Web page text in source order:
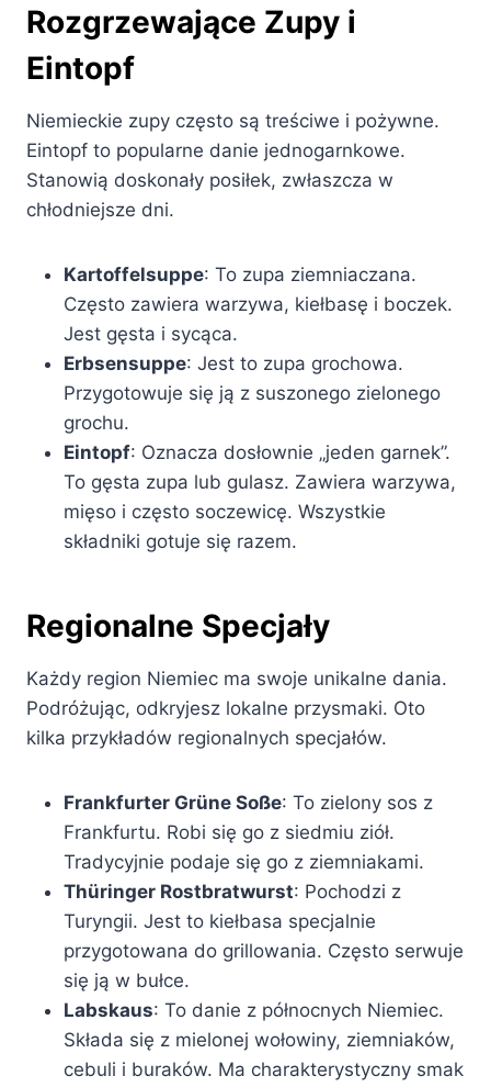
Rozgrzewające Zupy i
Eintopf
Niemieckie zupy często są treściwe i pożywne.
Eintopf to popularne danie jednogarnkowe.
Stanowią doskonały posiłek, zwłaszcza w
chłodniejsze dni.
Kartoffelsuppe: To zupa ziemniaczana.
Często zawiera warzywa, kiełbasę i boczek.
Jest gęsta i sycąca.
Erbsensuppe: Jest to zupa grochowa.
Przygotowuje się ją z suszonego zielonego
grochu.
Eintopf: Oznacza dosłownie „jeden garnek”.
To gęsta zupa lub gulasz. Zawiera warzywa,
mięso i często soczewicę. Wszystkie
składniki gotuje się razem.
Regionalne Specjały
Każdy region Niemiec ma swoje unikalne dania.
Podróżując, odkryjesz lokalne przysmaki. Oto
kilka przykładów regionalnych specjałów.
Frankfurter Grüne Soße: To zielony sos z
Frankfurtu. Robi się go z siedmiu ziół.
Tradycyjnie podaje się go z ziemniakami.
Thüringer Rostbratwurst: Pochodzi z
Turyngii. Jest to kiełbasa specjalnie
przygotowana do grillowania. Często serwuje
się ją w bułce.
Labskaus: To danie z północnych Niemiec.
Składa się z mielonej wołowiny, ziemniaków,
cebuli i buraków. Ma charakterystyczny smak